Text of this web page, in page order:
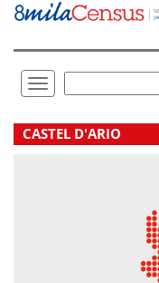
Vai
direttamente
Toggle
navigation
.
CASTEL D'ARIO